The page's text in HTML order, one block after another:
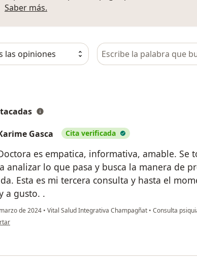
Saber más.
Busca en opiniones
Gasca Cita verificada
es empatica, informativa, amable. Se
analizar lo que pasa y busca la manera de
Esta es mi tercera consulta y hasta el
a gusto. .
de 2024 • Vital Salud Integrativa Champagñat • Consulta
del usuario Karime Gasca